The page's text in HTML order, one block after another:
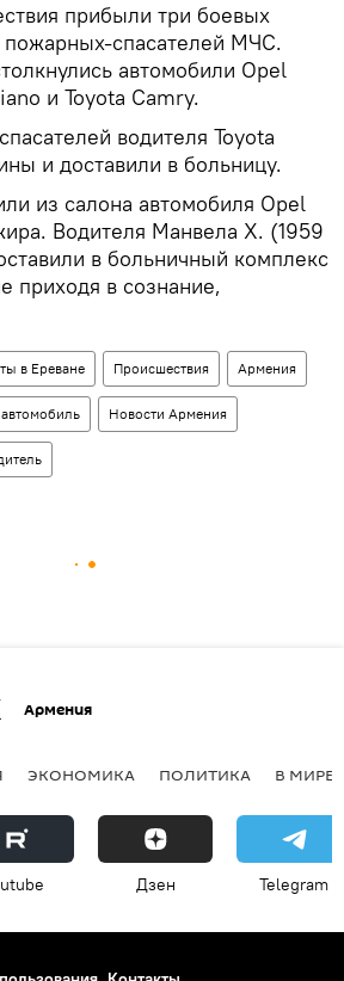
прибыли три боевых
пожарных-спасателей МЧС.
автомобили Opel
и Toyota Camry.
водителя Toyota
и доставили в больницу.
из салона автомобиля Opel
Водителя Манвела Х. (1959
в больничный комплекс
приходя в сознание,
в Ереване Происшествия Армения
автомобиль Новости Армения
Армения
ЭКОНОМИКА ПОЛИТИКА В МИРЕ
Дзен Telegram